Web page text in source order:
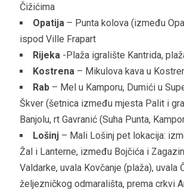
Čižićima
Opatija – Punta kolova (između
ispod Ville Frapart
Rijeka -Plaža igralište Kantrida,
Kostrena – Mikulova kava u
Rab– Mel u Kamporu, Dumići u
Škver (šetnica između mjesta Palit i
Banjolu, rt Gavranić (Suha Punta,
Lošinj– Mali Lošinj pet lokacija:
Žal i Lanterne, između Bojčića i
Valdarke, uvala Kovčanje (plaža), uvala
željezničkog odmarališta, prema crkvi